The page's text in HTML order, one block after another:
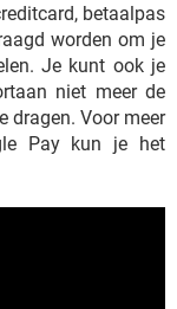
betaalpas
worden om je
Je kunt ook je
niet meer de
dragen. Voor meer
Pay kun je het